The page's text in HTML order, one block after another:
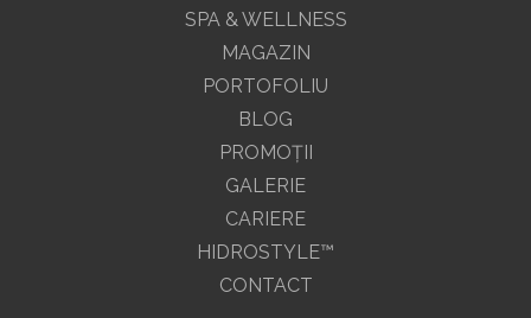
SPA & WELLNESS
MAGAZIN
PORTOFOLIU
BLOG
PROMOŢII
GALERIE
CARIERE
HIDROSTYLE™
CONTACT